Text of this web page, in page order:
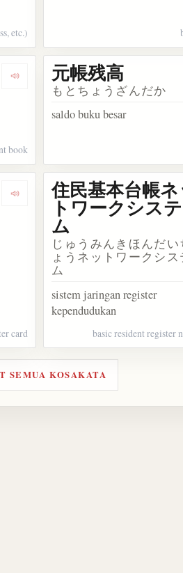
etc.)
Dengarkan kosakata 会計帳簿
book
元帳残高
もとちょうざんだか
saldo buku besar
Dengarkan kosakata 住民基本台帳カ
card
住民基本台帳ネ
トワークシステ
ム
じゅうみんきほんだい
ょうネットワークシス
ム
sistem jaringan register
kependudukan
basic resident register
SEMUA KOSAKATA